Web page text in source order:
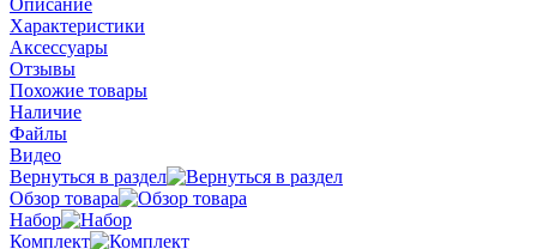
Характеристики
Аксессуары
Отзывы
Похожие товары
Наличие
Файлы
Видео
Вернуться в раздел
Обзор товара
Набор
Комплект